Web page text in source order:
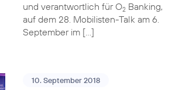
und verantwortlich für O2Banking,
auf dem 28. Mobilisten-Talk am 6.
September im […]
10. September 2018